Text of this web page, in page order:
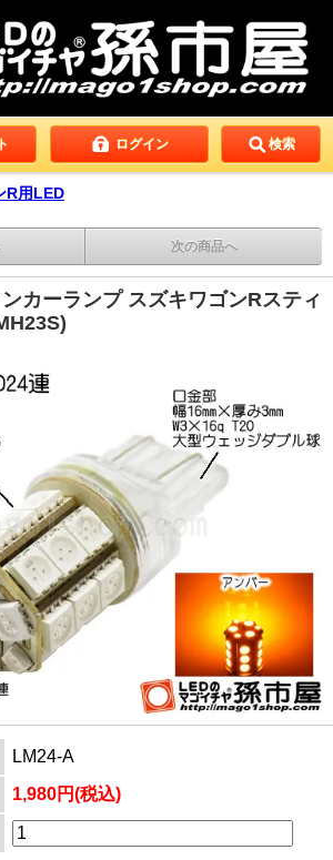
ログイン 検索
R用LED
次の商品へ
カーランプ スズキワゴンRスティ
LM24-A
1,980円(税込)